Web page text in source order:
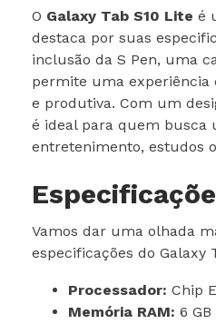
O Galaxy Tab S10 Lite é
destaca por suas
inclusão da S Pen, uma
permite uma experiência
e produtiva. Com um
é ideal para quem busca
entretenimento, estudos
Vamos dar uma olhada
especificações do Galaxy
Processador: Chip
Memória RAM: 6 GB